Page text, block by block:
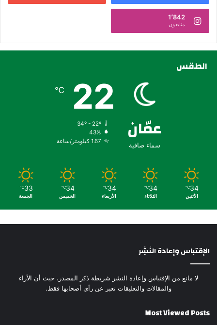
1٬842
متابعون
الطقس
عمّان
سماء صافية
22
℃
34º - 22º
43%
1.67 كيلومتر/ساعة
34
℃
الأثنين
34
℃
الثلاثاء
34
℃
الأربعاء
34
℃
الخميس
33
℃
الجمعة
الإقتباس وإعادة النَشِر
لا مانع من الإقتباس وإعادة النشر شريطة ذكر المصدر، حيث أن الأراء
والمقالات والتعليقات تعبر عن رأي أصحابها فقط.
Most Viewed Posts